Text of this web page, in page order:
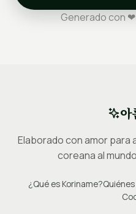
Generado con
아
Elaborado con amor para
coreana al
¿Qué es Koriname?